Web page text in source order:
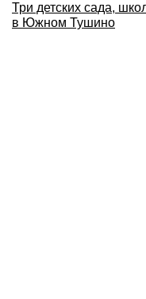
Три детских сада,
в Южном Тушино